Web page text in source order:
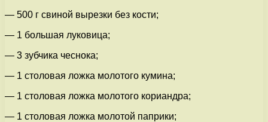
— 500 г свиной вырезки без кости;
— 1 большая луковица;
— 3 зубчика чеснока;
— 1 столовая ложка молотого кумина;
— 1 столовая ложка молотого кориандра;
— 1 столовая ложка молотой паприки;